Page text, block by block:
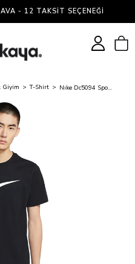
- 12 TAKSIT SEÇENEĞI
Giyim T-Shirt Nıke Dc5094 Sportswear Swoosh T-Shırt 010 Black/Whıte Erkek T-Shırt